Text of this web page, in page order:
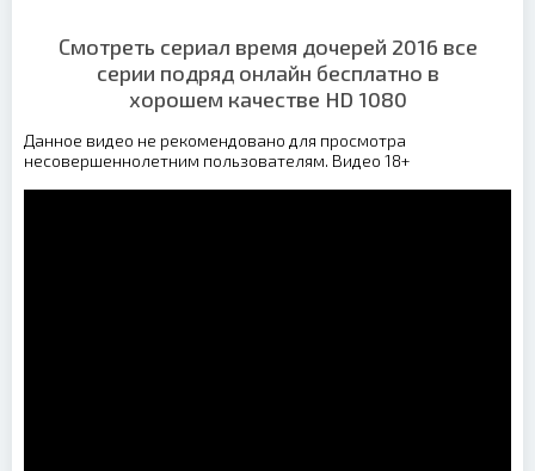
Смотреть сериал время дочерей 2016 все
серии подряд онлайн бесплатно в
хорошем качестве HD 1080
Данное видео не рекомендовано для просмотра
несовершеннолетним пользователям. Видео 18+